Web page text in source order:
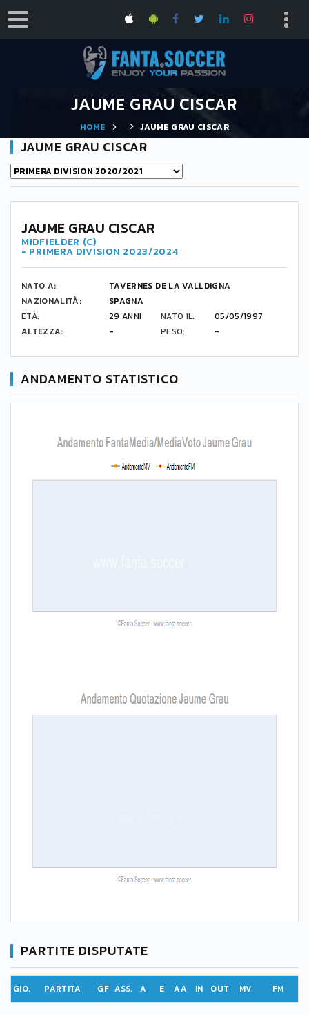
JAUME GRAU CISCAR
HOME JAUME GRAU CISCAR
JAUME GRAU CISCAR
JAUME GRAU CISCAR
MIDFIELDER (C)
- PRIMERA DIVISION 2023/2024
NATO A:
TAVERNES DE LA VALLDIGNA
NAZIONALITÀ:
SPAGNA
ETÀ:
29 ANNI NATO IL:
05/05/1997
ALTEZZA:
- PESO: -
ANDAMENTO STATISTICO
PARTITE DISPUTATE
GIO. PARTITA GF ASS. A E AA IN OUT MV FM